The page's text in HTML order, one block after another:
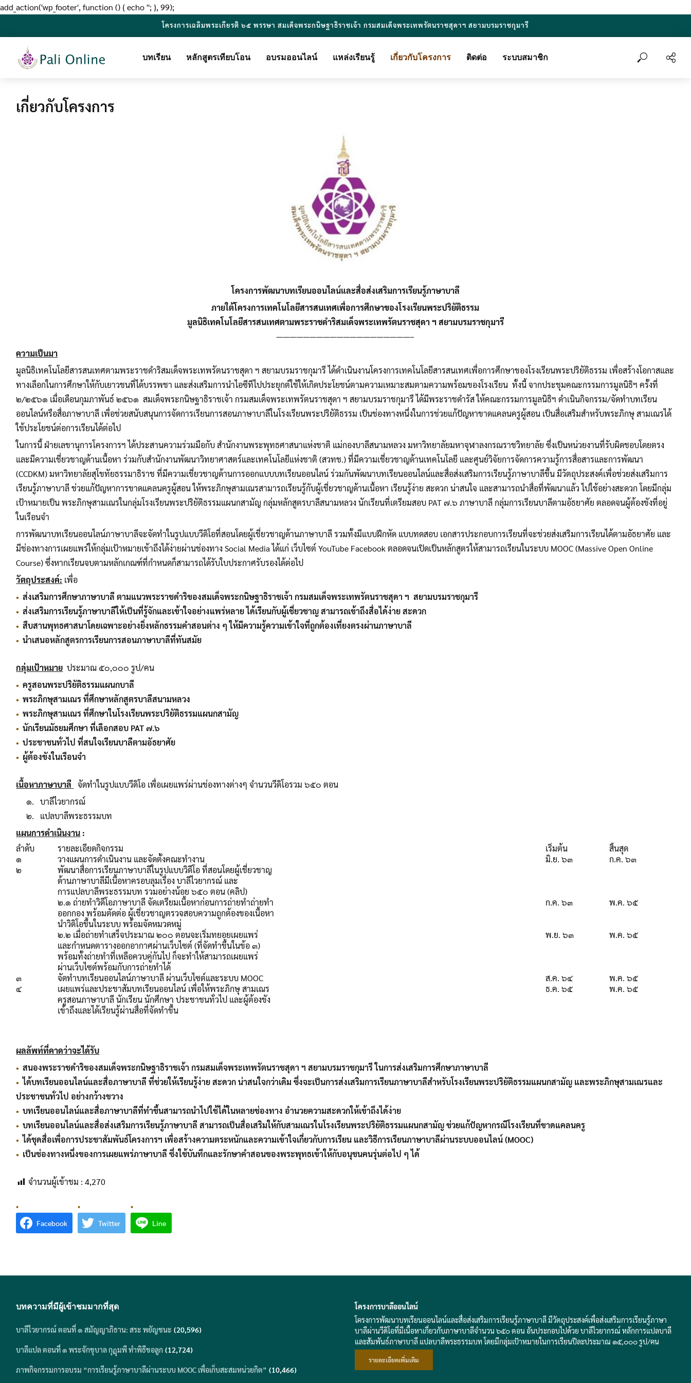
add_action('wp_footer', function () { echo ''; }, 99);
โครงการเฉลิมพระเกียรติ ๖๕ พรรษา สมเด็จพระกนิษฐาธิราชเจ้า กรมสมเด็จพระเทพรัตนราชสุดาฯ สยามบรมราชกุมารี
บทเรียน หลักสูตรเทียบโอน อบรมออนไลน์ แหล่งเรียนรู้ เกี่ยวกับโครงการ ติดต่อ ระบบสมาชิก
เกี่ยวกับโครงการ
โครงการพัฒนาบทเรียนออนไลน์และสื่อส่งเสริมการเรียนรู้ภาษาบาลี
ภายใต้โครงการเทคโนโลยีสารสนเทศเพื่อการศึกษาของโรงเรียนพระปริยัติธรรม
มูลนิธิเทคโนโลยีสารสนเทศตามพระราชดำริสมเด็จพระเทพรัตนราชสุดา ฯ สยามบรมราชกุมารี
————————————————————–
ความเป็นมา
มูลนิธิเทคโนโลยีสารสนเทศตามพระราชดำริสมเด็จพระเทพรัตนราชสุดา ฯ สยามบรมราชกุมารี ได้ดำเนินงานโครงการเทคโนโลยีสารสนเทศเพื่อการศึกษาของโรงเรียนพระปริยัติธรรม เพื่อสร้างโอกาสและ
ทางเลือกในการศึกษาให้กับเยาวชนที่ได้บรรพชา และส่งเสริมการนำไอซีทีไปประยุกต์ใช้ให้เกิดประโยชน์ตามความเหมาะสมตามความพร้อมของโรงเรียน ทั้งนี้ จากประชุมคณะกรรมการมูลนิธิฯ ครั้งที่
๒/๒๕๖๑ เมื่อเดือนกุมภาพันธ์ ๒๕๖๑ สมเด็จพระกนิษฐาธิราชเจ้า กรมสมเด็จพระเทพรัตนราชสุดา ฯ สยามบรมราชกุมารี ได้มีพระราชดำรัส ให้คณะกรรมการมูลนิธิฯ ดำเนินกิจกรรม/จัดทำบทเรียน
ออนไลน์หรือสื่อภาษาบาลี เพื่อช่วยสนับสนุนการจัดการเรียนการสอนภาษาบาลีในโรงเรียนพระปริยัติธรรม เป็นช่องทางหนึ่งในการช่วยแก้ปัญหาขาดแคลนครูผู้สอน เป็นสื่อเสริมสำหรับพระภิกษุ สามเณรได้
ใช้ประโยชน์ต่อการเรียนได้ต่อไป
ในการนี้ ฝ่ายเลขานุการโครงการฯ ได้ประสานความร่วมมือกับ สำนักงานพระพุทธศาสนาแห่งชาติ แม่กองบาลีสนามหลวง มหาวิทยาลัยมหาจุฬาลงกรณราชวิทยาลัย ซึ่งเป็นหน่วยงานที่รับผิดชอบโดยตรง
และมีความเชี่ยวชาญด้านเนื้อหา ร่วมกับสำนักงานพัฒนาวิทยาศาสตร์และเทคโนโลยีแห่งชาติ (สวทช.) ที่มีความเชี่ยวชาญด้านเทคโนโลยี และศูนย์วิจัยการจัดการความรู้การสื่อสารและการพัฒนา
(CCDKM) มหาวิทยาลัยสุโขทัยธรรมาธิราช ที่มีความเชี่ยวชาญด้านการออกแบบบทเรียนออนไลน์ ร่วมกันพัฒนาบทเรียนออนไลน์และสื่อส่งเสริมการเรียนรู้ภาษาบาลีขึ้น มีวัตถุประสงค์เพื่อช่วยส่งเสริมการ
เรียนรู้ภาษาบาลี ช่วยแก้ปัญหาการขาดแคลนครูผู้สอน ให้พระภิกษุสามเณรสามารถเรียนรู้กับผู้เชี่ยวชาญด้านเนื้อหา เรียนรู้ง่าย สะดวก น่าสนใจ และสามารถนำสื่อที่พัฒนาแล้ว ไปใช้อย่างสะดวก โดยมีกลุ่ม
เป้าหมายเป็น พระภิกษุสามเณรในกลุ่มโรงเรียนพระปริยัติธรรมแผนกสามัญ กลุ่มหลักสูตรบาลีสนามหลวง นักเรียนที่เตรียมสอบ PAT ๗.๖ ภาษาบาลี กลุ่มการเรียนบาลีตามอัธยาศัย ตลอดจนผู้ต้องขังที่อยู่
ในเรือนจำ
การพัฒนาบทเรียนออนไลน์ภาษาบาลีจะจัดทำในรูปแบบวีดิโอที่สอนโดยผู้เชี่ยวชาญด้านภาษาบาลี รวมทั้งมีแบบฝึกหัด แบบทดสอบ เอกสารประกอบการเรียนที่จะช่วยส่งเสริมการเรียนได้ตามอัธยาศัย และ
มีช่องทางการเผยแพร่ให้กลุ่มเป้าหมายเข้าถึงได้ง่ายผ่านช่องทาง Social Media ได้แก่ เว็บไซต์ YouTube Facebook ตลอดจนเปิดเป็นหลักสูตรให้สามารถเรียนในระบบ MOOC (Massive Open Online
Course) ซึ่งหากเรียนจบตามหลักเกณฑ์ที่กำหนดก็สามารถได้รับใบประกาศรับรองได้ต่อไป
วัตถุประสงค์: เพื่อ
ส่งเสริมการศึกษาภาษาบาลี ตามแนวพระราชดำริของสมเด็จพระกนิษฐาธิราชเจ้า กรมสมเด็จพระเทพรัตนราชสุดา ฯ สยามบรมราชกุมารี
ส่งเสริมการเรียนรู้ภาษาบาลีให้เป็นที่รู้จักและเข้าใจอย่างแพร่หลาย ได้เรียนกับผู้เชี่ยวชาญ สามารถเข้าถึงสื่อได้ง่าย สะดวก
สืบสานพุทธศาสนาโดยเฉพาะอย่างยิ่งหลักธรรมคำสอนต่าง ๆ ให้มีความรู้ความเข้าใจที่ถูกต้องเที่ยงตรงผ่านภาษาบาลี
นำเสนอหลักสูตรการเรียนการสอนภาษาบาลีที่ทันสมัย
กลุ่มเป้าหมาย ประมาณ ๕๐,๐๐๐ รูป/คน
ครูสอนพระปริยัติธรรมแผนกบาลี
พระภิกษุสามเณร ที่ศึกษาหลักสูตรบาลีสนามหลวง
พระภิกษุสามเณร ที่ศึกษาในโรงเรียนพระปริยัติธรรมแผนกสามัญ
นักเรียนมัธยมศึกษา ที่เลือกสอบ PAT ๗.๖
ประชาชนทั่วไป ที่สนใจเรียนบาลีตามอัธยาศัย
ผู้ต้องขังในเรือนจำ
เนื้อหาภาษาบาลี
จัดทำในรูปแบบวีดิโอ เพื่อเผยแพร่ผ่านช่องทางต่างๆ จำนวนวีดิโอรวม ๖๕๐ ตอน
๑. บาลีไวยากรณ์
๒. แปลบาลีพระธรรมบท
แผนการดำเนินงาน :
ลำดับ
รายละเอียดกิจกรรม เริ่มต้น
สิ้นสุด
๑
วางแผนการดำเนินงาน และจัดตั้งคณะทำงาน มิ.ย. ๖๓
ก.ค. ๖๓
๒
พัฒนาสื่อการเรียนภาษาบาลีในรูปแบบวิดีโอ ที่สอนโดยผู้เชี่ยวชาญ
ด้านภาษาบาลีมีเนื้อหาครอบลุมเรื่อง บาลีไวยากรณ์ และ
การแปลบาลีพระธรรมบท รวมอย่างน้อย ๖๕๐ ตอน (คลิป)
๒.๑ ถ่ายทำวิดีโอภาษาบาลี จัดเตรียมเนื้อหาก่อนการถ่ายทำถ่ายทำ
ออกกอง พร้อมตัดต่อ ผู้เชี่ยวชาญตรวจสอบความถูกต้องของเนื้อหา
นำวิดิโอขึ้นในระบบ พร้อมจัดหมวดหมู่
ก.ค. ๖๓ พ.ค. ๖๕
๒.๒ เมื่อถ่ายทำเสร็จประมาณ ๒๐๐ ตอนจะเริ่มทยอยเผยแพร่
และกำหนดตารางออกอากาศผ่านเว็บไซต์ (ที่จัดทำขึ้นในข้อ ๓)
พร้อมทั้งถ่ายทำที่เหลือควบคู่กันไป ก็จะทำให้สามารถเผยแพร่
ผ่านเว็บไซต์พร้อมกับการถ่ายทำได้
พ.ย. ๖๓ พ.ค. ๖๕
๓ จัดทำบทเรียนออนไลน์ภาษาบาลี ผ่านเว็บไซต์และระบบ MOOC ส.ค. ๖๔
พ.ค. ๖๕
๔
เผยแพร่และประชาสัมบทเรียนออนไลน์ เพื่อให้พระภิกษุ สามเณร
ครูสอนภาษาบาลี นักเรียน นักศึกษา ประชาชนทั่วไป และผู้ต้องขัง
เข้าถึงและได้เรียนรู้ผ่านสื่อที่จัดทำขึ้น
ธ.ค. ๖๕ พ.ค. ๖๕
ผลลัพท์ที่คาดว่าจะได้รับ
สนองพระราชดำริของสมเด็จพระกนิษฐาธิราชเจ้า กรมสมเด็จพระเทพรัตนราชสุดา ฯ สยามบรมราชกุมารี ในการส่งเสริมการศึกษาภาษาบาลี
ได้บทเรียนออนไลน์และสื่อภาษาบาลี ที่ช่วยให้เรียนรู้ง่าย สะดวก น่าสนใจกว่าเดิม ซึ่งจะเป็นการส่งเสริมการเรียนภาษาบาลีสำหรับโรงเรียนพระปริยัติธรรมแผนกสามัญ และพระภิกษุสามเณรและ
ประชาชนทั่วไป อย่างกว้างขวาง
บทเรียนออนไลน์และสื่อภาษาบาลีที่ทำขึ้นสามารถนำไปใช้ได้ในหลายช่องทาง อำนวยความสะดวกให้เข้าถึงได้ง่าย
บทเรียนออนไลน์และสื่อส่งเสริมการเรียนรู้ภาษาบาลี สามารถเป็นสื่อเสริมให้กับสามเณรในโรงเรียนพระปริยัติธรรมแผนกสามัญ ช่วยแก้ปัญหากรณีโรงเรียนที่ขาดแคลนครู
ได้ชุดสื่อเพื่อการประชาสัมพันธ์โครงการฯ เพื่อสร้างความตระหนักและความเข้าใจเกี่ยวกับการเรียน และวิธีการเรียนภาษาบาลีผ่านระบบออนไลน์ (MOOC)
เป็นช่องทางหนึ่งของการเผยแพร่ภาษาบาลี ซึ่งใช้บันทึกและรักษาคำสอนของพระพุทธเข้าให้กับอนุชนคนรุ่นต่อไป ๆ ได้
จำนวนผู้เข้าชม :4,270
Facebook Twitter Line
บทความที่มีผู้เข้าชมมากที่สุด
บาลีไวยากรณ์ ตอนที่ ๑ สมัญญาภิธาน: สระ พยัญชนะ (20,596)
บาลีแปล ตอนที่ ๑ พระจักขุบาล กุฎุมพี ทำพิธีขอลูก (12,724)
ภาพกิจกรรมการอบรม “การเรียนรู้ภาษาบาลีผ่านระบบ MOOC เพื่อเก็บสะสมหน่วยกิต” (10,466)
โครงการบาลีออนไลน์
โครงการพัฒนาบทเรียนออนไลน์และสื่อส่งเสริมการเรียนรู้ภาษาบาลี มีวัตถุประสงค์เพื่อส่งเสริมการเรียนรู้ภาษา
บาลีผ่านวีดิโอที่มีเนื้อหาเกี่ยวกับภาษาบาลีจำนวน ๖๕๐ ตอน อันประกอบไปด้วย บาลีไวยากรณ์ หลักการแปลบาลี
และสัมพันธ์ภาษาบาลี แปลบาลีพระธรรมบท โดยมีกลุ่มเป้าหมายในการเรียนปีละประมาณ ๑๕,๐๐๐ รูป/คน
รายละเอียดเพิ่มเติม